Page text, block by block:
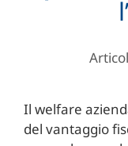
Il welfare
del vantaggio